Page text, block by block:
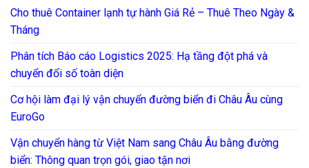
Cho thuê Container lạnh tự hành Giá Rẻ – Thuê Theo Ngày &
Tháng
Phân tích Báo cáo Logistics 2025: Hạ tầng đột phá và
chuyển đổi số toàn diện
Cơ hội làm đại lý vận chuyển đường biển đi Châu Âu cùng
EuroGo
Vận chuyển hàng từ Việt Nam sang Châu Âu bằng đường
biển: Thông quan trọn gói, giao tận nơi